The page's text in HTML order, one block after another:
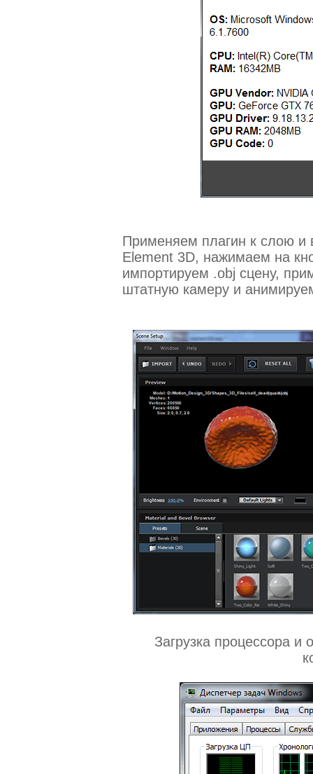
Применяем плагин к слою и
Element 3D, нажимаем на
импортируем .obj сцену,
штатную камеру и
Загрузка процессора и